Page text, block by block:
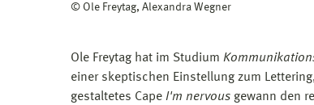
© Ole Freytag, Alexandra Wegner
Ole Freytag hat im Studium
einer skeptischen Einstellung zum
gestaltetes Cape I'm nervous gewann den